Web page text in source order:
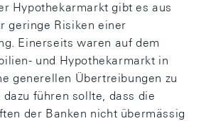
Hypothekarmarkt gibt es aus
geringe Risiken einer
Einerseits waren auf dem
und Hypothekarmarkt in
generellen Übertreibungen zu
führen sollte, dass die
der Banken nicht übermässig